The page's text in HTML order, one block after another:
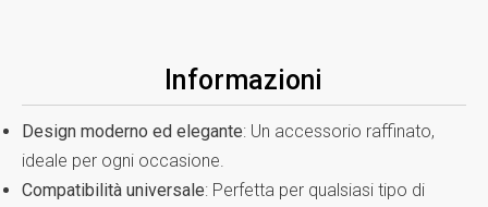
Informazioni
Design moderno ed elegante: Un accessorio raffinato,
ideale per ogni occasione.
Compatibilità universale: Perfetta per qualsiasi tipo di